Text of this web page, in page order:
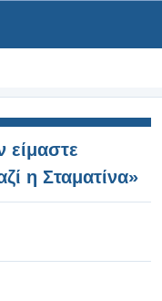
η Σταματίνα»